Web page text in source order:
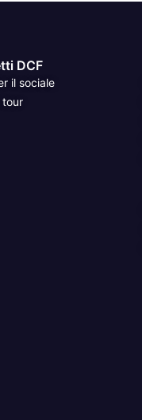
DCF
il sociale
tour